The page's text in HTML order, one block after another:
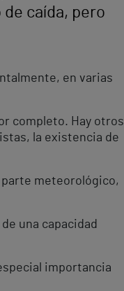
caída, pero
en varias
completo. Hay otros
la existencia de
meteorológico,
una capacidad
importancia